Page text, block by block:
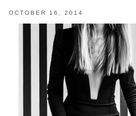
OCTOBER 16, 2014